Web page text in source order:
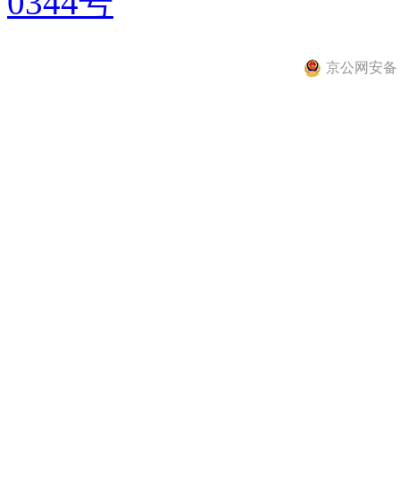
京公网安备